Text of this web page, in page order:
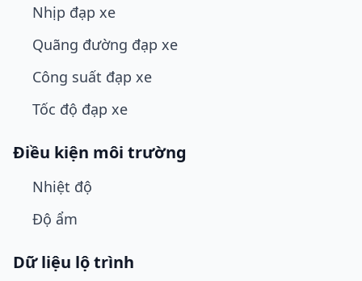
Nhịp đạp xe
Quãng đường đạp xe
Công suất đạp xe
Tốc độ đạp xe
Điều kiện môi trường
Nhiệt độ
Độ ẩm
Dữ liệu lộ trình